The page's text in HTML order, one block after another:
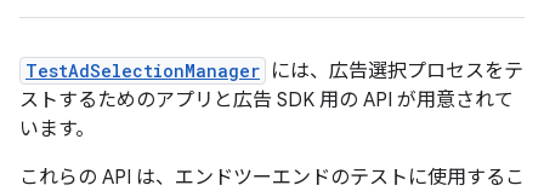
TestAdSelectionManager には、広告選択プロセスをテ
ストするためのアプリと広告 SDK 用の API が用意されて
います。
これらの API は、エンドツーエンドのテストに使用するこ